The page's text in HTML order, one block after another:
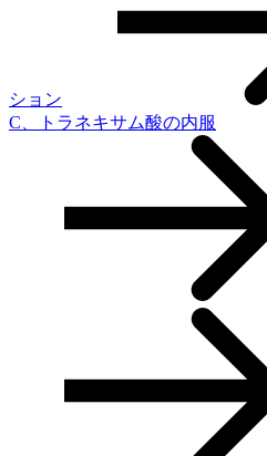
ション
C、トラネキサム酸の内服